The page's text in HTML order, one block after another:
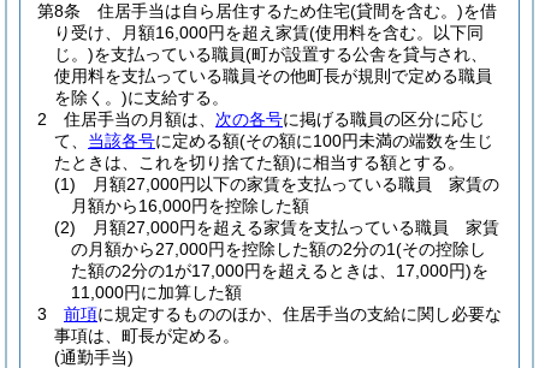
第8条
住居手当は自ら居住するため住宅(貸間を含む。)を借
り受け、月額16,000円を超え家賃(使用料を含む。以下同
じ。)を支払っている職員(町が設置する公舎を貸与され、
使用料を支払っている職員その他町長が規則で定める職員
を除く。)に支給する。
2
住居手当の月額は、 次の各号に掲げる職員の区分に応じ
て、 当該各号に定める額(その額に100円未満の端数を生じ
たときは、これを切り捨てた額)に相当する額とする。
(1)
月額27,000円以下の家賃を支払っている職員 家賃の
月額から16,000円を控除した額
(2)
月額27,000円を超える家賃を支払っている職員 家賃
の月額から27,000円を控除した額の2分の1(その控除し
た額の2分の1が17,000円を超えるときは、17,000円)を
11,000円に加算した額
3
前項に規定するもののほか、住居手当の支給に関し必要な
事項は、町長が定める。
(通勤手当)